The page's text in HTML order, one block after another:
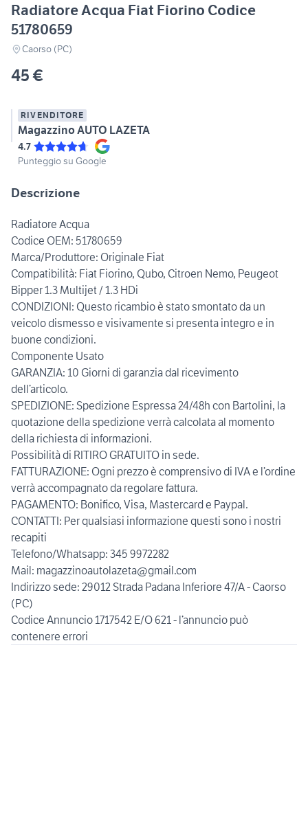
Radiatore Acqua Fiat Fiorino Codice
51780659
Caorso (PC)
45 €
RIVENDITORE
Magazzino AUTO LAZETA
4.7
Punteggio su Google
Descrizione
Radiatore Acqua
Codice OEM: 51780659
Marca/Produttore: Originale Fiat
Compatibilità: Fiat Fiorino, Qubo, Citroen Nemo, Peugeot
Bipper 1.3 Multijet / 1.3 HDi
CONDIZIONI: Questo ricambio è stato smontato da un
veicolo dismesso e visivamente si presenta integro e in
buone condizioni.
Componente Usato
GARANZIA: 10 Giorni di garanzia dal ricevimento
dell’articolo.
SPEDIZIONE: Spedizione Espressa 24/48h con Bartolini, la
quotazione della spedizione verrà calcolata al momento
della richiesta di informazioni.
Possibilità di RITIRO GRATUITO in sede.
FATTURAZIONE: Ogni prezzo è comprensivo di IVA e l’ordine
verrà accompagnato da regolare fattura.
PAGAMENTO: Bonifico, Visa, Mastercard e Paypal.
CONTATTI: Per qualsiasi informazione questi sono i nostri
recapiti
Telefono/Whatsapp: 345 9972282
Mail: magazzinoautolazeta@gmail.com
Indirizzo sede: 29012 Strada Padana Inferiore 47/A - Caorso
(PC)
Codice Annuncio 1717542 E/O 621 - l’annuncio può